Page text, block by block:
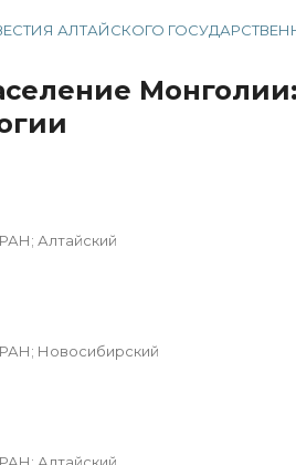
АЛТАЙСКОГО
Алтайский
Новосибирский